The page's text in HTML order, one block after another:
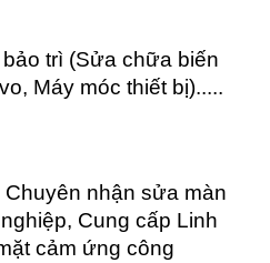
trì (Sửa chữa biến
Máy móc thiết bị).....
Chuyên nhận sửa màn
Cung cấp Linh
cảm ứng công